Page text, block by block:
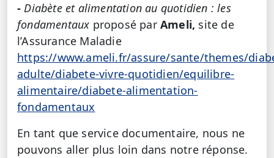
-Diabète et alimentation au quotidien : les
fondamentaux proposé parAmeli, site de
l’Assurance Maladie
https://www.ameli.fr/assure/sante/themes/
adulte/diabete-vivre-quotidien/equilibre-
alimentaire/diabete-alimentation-
fondamentaux
En tant que service documentaire, nous ne
pouvons aller plus loin dans notre réponse.